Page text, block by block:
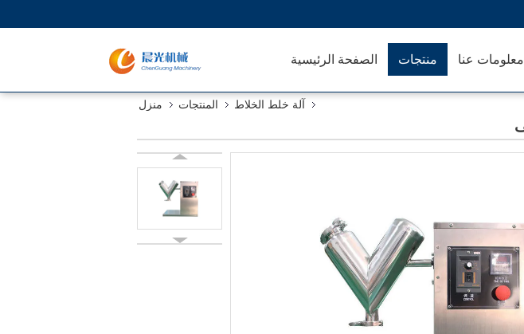
الصفحة الرئيسية منتجات معلومات عنا
منزل المنتجات آلة خلط الخلاط